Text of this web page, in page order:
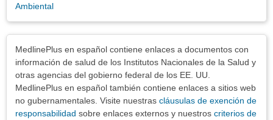
Ambiental
MedlinePlus en español contiene enlaces a documentos con
información de salud de los Institutos Nacionales de la Salud y
otras agencias del gobierno federal de los EE. UU.
MedlinePlus en español también contiene enlaces a sitios web
no gubernamentales. Visite nuestras cláusulas de exención de
responsabilidad sobre enlaces externos y nuestros criterios de